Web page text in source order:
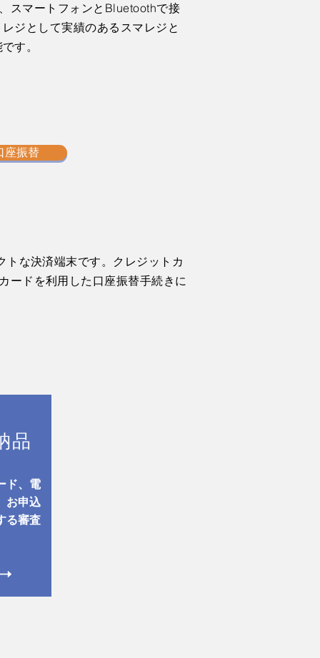
スマートフォンとBluetoothで接
ジとして実績のあるスマレジと
す。
座振替
な決済端末です。クレジットカ
ードを利用した口座振替手続きに
品
ド、電
お申込
る審査